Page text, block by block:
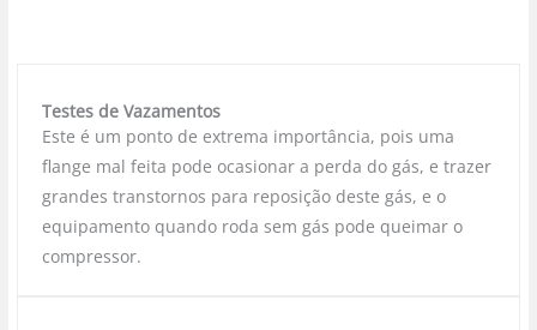
Testes de Vazamentos
Este é um ponto de extrema importância, pois uma
flange mal feita pode ocasionar a perda do gás, e trazer
grandes transtornos para reposição deste gás, e o
equipamento quando roda sem gás pode queimar o
compressor.